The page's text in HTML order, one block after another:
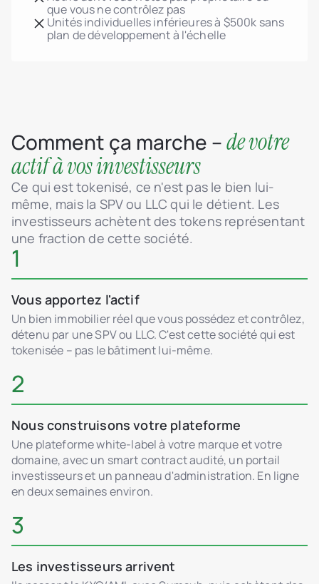
que vous ne contrôlez pas
Unités individuelles inférieures à $500k sans
plan de développement à l'échelle
Comment ça marche –de votre
actif à vos investisseurs
Ce qui est tokenisé, ce n'est pas le bien lui-
même, mais la SPV ou LLC qui le détient. Les
investisseurs achètent des tokens représentant
une fraction de cette société.
1
Vous apportez l'actif
Un bien immobilier réel que vous possédez et contrôlez,
détenu par une SPV ou LLC. C'est cette société qui est
tokenisée – pas le bâtiment lui-même.
2
Nous construisons votre plateforme
Une plateforme white-label à votre marque et votre
domaine, avec un smart contract audité, un portail
investisseurs et un panneau d'administration. En ligne
en deux semaines environ.
3
Les investisseurs arrivent